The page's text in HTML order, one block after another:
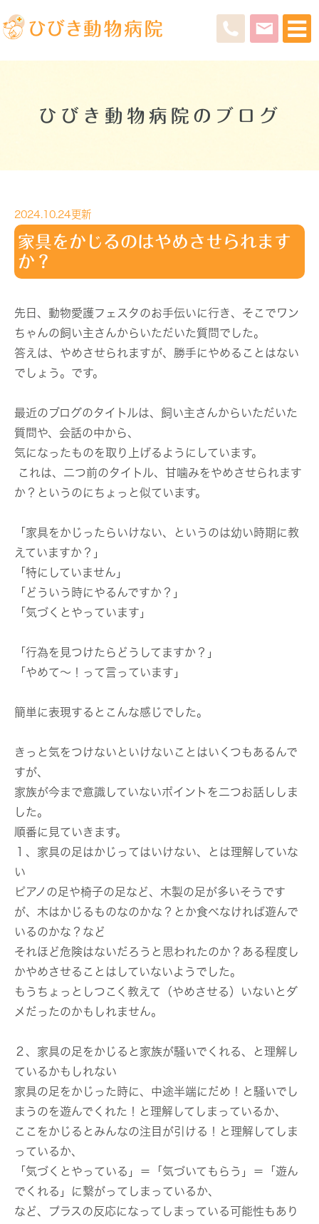
ひびき動物病院のブログ
2024.10.24更新
家具をかじるのはやめさせられます
か？
先日、動物愛護フェスタのお手伝いに行き、そこでワン
ちゃんの飼い主さんからいただいた質問でした。
答えは、やめさせられますが、勝手にやめることはない
でしょう。です。
最近のブログのタイトルは、飼い主さんからいただいた
質問や、会話の中から、
気になったものを取り上げるようにしています。
これは、二つ前のタイトル、甘噛みをやめさせられます
か？というのにちょっと似ています。
「家具をかじったらいけない、というのは幼い時期に教
えていますか？」
「特にしていません」
「どういう時にやるんですか？」
「気づくとやっています」
「行為を見つけたらどうしてますか？」
「やめて〜！って言っています」
簡単に表現するとこんな感じでした。
きっと気をつけないといけないことはいくつもあるんで
すが、
家族が今まで意識していないポイントを二つお話ししま
した。
順番に見ていきます。
１、家具の足はかじってはいけない、とは理解していな
い
ピアノの足や椅子の足など、木製の足が多いそうです
が、木はかじるものなのかな？とか食べなければ遊んで
いるのかな？など
それほど危険はないだろうと思われたのか？ある程度し
かやめさせることはしていないようでした。
もうちょっとしつこく教えて（やめさせる）いないとダ
メだったのかもしれません。
２、家具の足をかじると家族が騒いでくれる、と理解し
ているかもしれない
家具の足をかじった時に、中途半端にだめ！と騒いでし
まうのを遊んでくれた！と理解してしまっているか、
ここをかじるとみんなの注目が引ける！と理解してしま
っているか、
「気づくとやっている」＝「気づいてもらう」＝「遊ん
でくれる」に繋がってしまっているか、
など、プラスの反応になってしまっている可能性もあり